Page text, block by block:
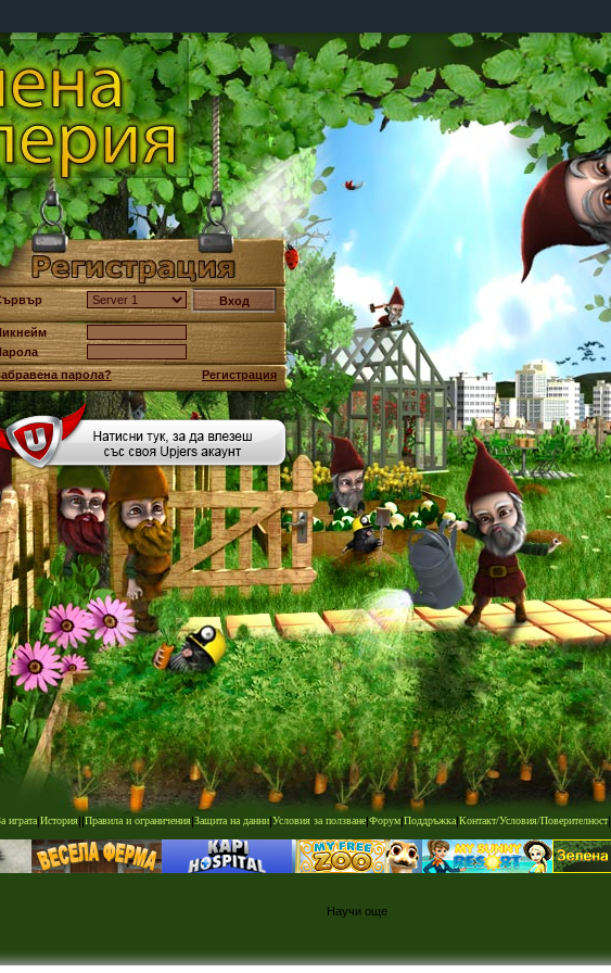
парола?
Регистрация
Научи още
играта|История||Правила и ограничения|Защита на данни|Условия за ползване|Форум|Поддръжка|Контакт/Условия/Поверителност|